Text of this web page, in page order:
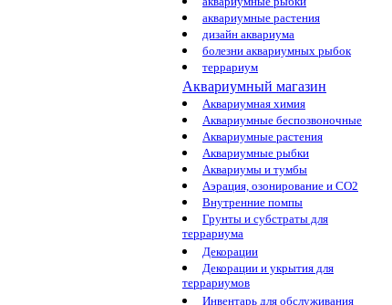
аквариумные растения
дизайн аквариума
болезни аквариумных рыбок
террариум
Аквариумный магазин
Аквариумная химия
Аквариумные беспозвоночные
Аквариумные растения
Аквариумные рыбки
Аквариумы и тумбы
Аэрация, озонирование и CO2
Внутренние помпы
Грунты и субстраты для
террариума
Декорации
Декорации и укрытия для
террариумов
Инвентарь для обслуживания